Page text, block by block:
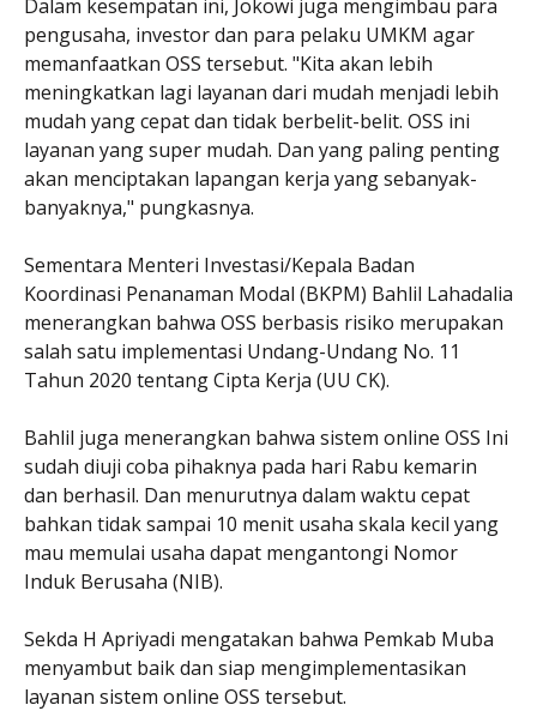
Dalam kesempatan ini, Jokowi juga mengimbau para
pengusaha, investor dan para pelaku UMKM agar
memanfaatkan OSS tersebut. "Kita akan lebih
meningkatkan lagi layanan dari mudah menjadi lebih
mudah yang cepat dan tidak berbelit-belit. OSS ini
layanan yang super mudah. Dan yang paling penting
akan menciptakan lapangan kerja yang sebanyak-
banyaknya," pungkasnya.
Sementara Menteri Investasi/Kepala Badan
Koordinasi Penanaman Modal (BKPM) Bahlil Lahadalia
menerangkan bahwa OSS berbasis risiko merupakan
salah satu implementasi Undang-Undang No. 11
Tahun 2020 tentang Cipta Kerja (UU CK).
Bahlil juga menerangkan bahwa sistem online OSS Ini
sudah diuji coba pihaknya pada hari Rabu kemarin
dan berhasil. Dan menurutnya dalam waktu cepat
bahkan tidak sampai 10 menit usaha skala kecil yang
mau memulai usaha dapat mengantongi Nomor
Induk Berusaha (NIB).
Sekda H Apriyadi mengatakan bahwa Pemkab Muba
menyambut baik dan siap mengimplementasikan
layanan sistem online OSS tersebut.